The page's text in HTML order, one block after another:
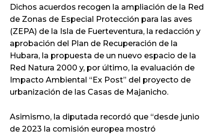
Dichos acuerdos recogen la ampliación de la Red
de Zonas de Especial Protección para las aves
(ZEPA) de la Isla de Fuerteventura, la redacción y
aprobación del Plan de Recuperación de la
Hubara, la propuesta de un nuevo espacio de la
Red Natura 2000 y, por último, la evaluación de
Impacto Ambiental “Ex Post” del proyecto de
urbanización de las Casas de Majanicho.
Asimismo, la diputada recordó que “desde junio
de 2023 la comisión europea mostró